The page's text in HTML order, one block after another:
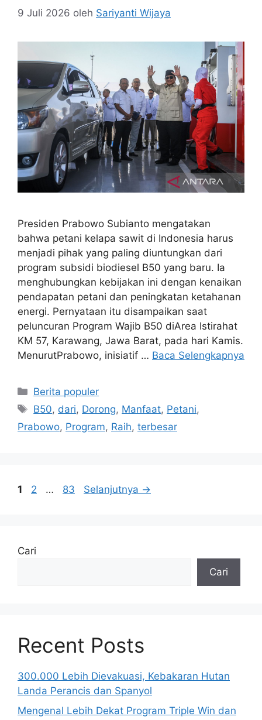
9 Juli 2026 oleh Sariyanti Wijaya
Presiden Prabowo Subianto mengatakan
bahwa petani kelapa sawit di Indonesia harus
menjadi pihak yang paling diuntungkan dari
program subsidi biodiesel B50 yang baru. Ia
menghubungkan kebijakan ini dengan kenaikan
pendapatan petani dan peningkatan ketahanan
energi. Pernyataan itu disampaikan saat
peluncuran Program Wajib B50 diArea Istirahat
KM 57, Karawang, Jawa Barat, pada hari Kamis.
MenurutPrabowo, inisiatif … Baca Selengkapnya
Kategori
Berita populer
Tag
B50, dari, Dorong, Manfaat, Petani,
Prabowo, Program, Raih, terbesar
Halaman
1 Halaman
2 … Halaman
83 Selanjutnya →
Cari
Cari
Recent Posts
300.000 Lebih Dievakuasi, Kebakaran Hutan
Landa Perancis dan Spanyol
Mengenal Lebih Dekat Program Triple Win dan